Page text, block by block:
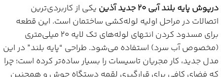
درپوش پایه بلند آبی 20 جدید آذین
یکی از کاربردی‌ترین
اتصالات در مراحل اولیه لوله‌کشی ساختمان است. این قطعه
برای مسدود کردن انتهای لوله‌های تک لایه 20 میلی‌متری
(مخصوص آب سرد) استفاده می‌شود. طراحی “پایه بلند” در این
مدل جدید، کار مجریان تاسیسات را بسیار ساده‌تر کرده است؛ چرا